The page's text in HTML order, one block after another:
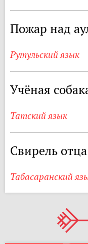
Пожар над
Рутульский язык
Учёная
Татский язык
Свирель отца
Табасаранский